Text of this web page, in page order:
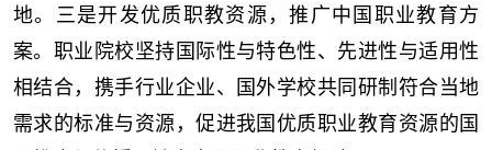
地。三是开发优质职教资源，推广中国职业教育方
案。职业院校坚持国际性与特色性、先进性与适用性
相结合，携手行业企业、国外学校共同研制符合当地
需求的标准与资源，促进我国优质职业教育资源的国